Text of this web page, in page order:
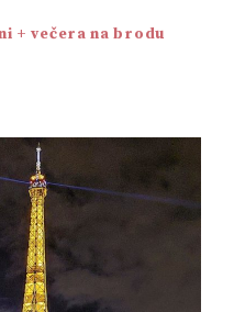
+ večera na brodu